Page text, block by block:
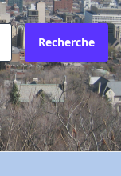
Recherche